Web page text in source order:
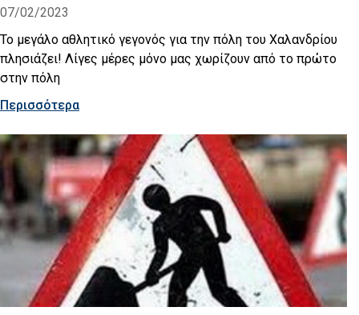
07/02/2023
Το μεγάλο αθλητικό γεγονός για την πόλη του Χαλανδρίου
πλησιάζει! Λίγες μέρες μόνο μας χωρίζουν από το πρώτο
στην πόλη
Περισσότερα